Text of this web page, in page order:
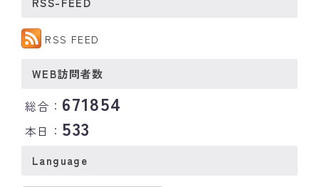
RSS FEED
WEB訪問者数
総合： 671854
本日： 533
Language